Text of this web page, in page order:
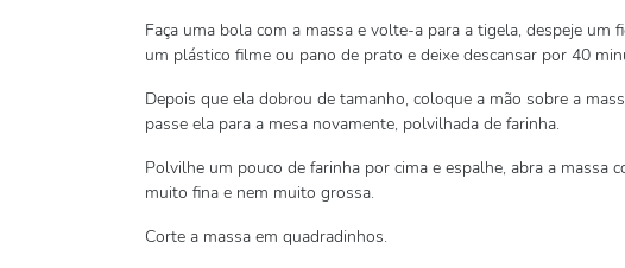
Faça uma bola com a massa e volte-a para a tigela, despeje um
um plástico filme ou pano de prato e deixe descansar por 40
Depois que ela dobrou de tamanho, coloque a mão sobre a
passe ela para a mesa novamente, polvilhada de farinha.
Polvilhe um pouco de farinha por cima e espalhe, abra a massa
muito fina e nem muito grossa.
Corte a massa em quadradinhos.